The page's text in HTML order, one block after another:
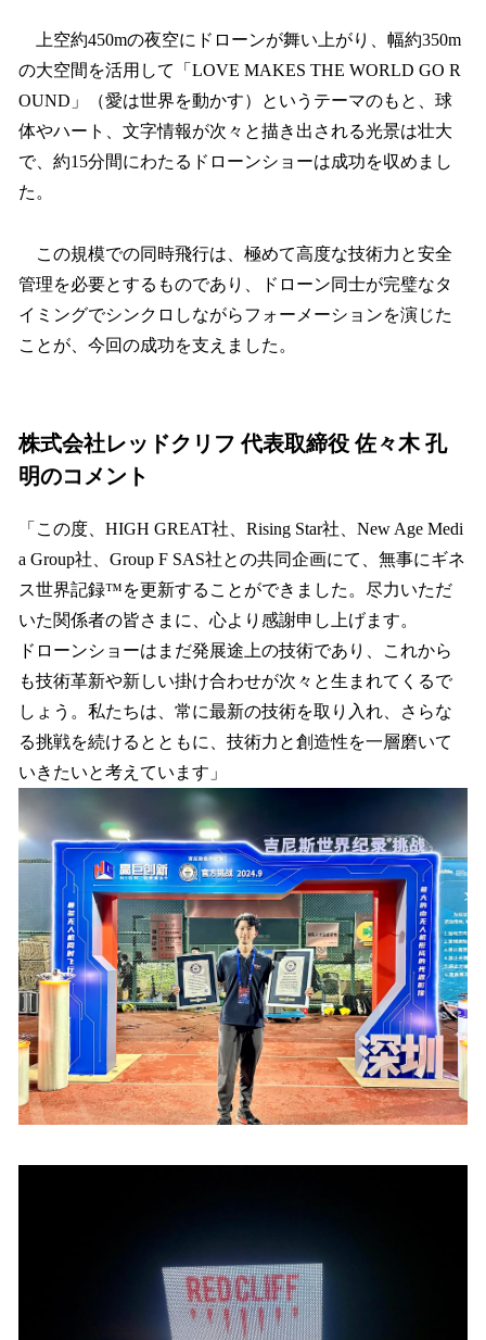
上空約450mの夜空にドローンが舞い上がり、幅約350m
の大空間を活用して「LOVE MAKES THE WORLD GO R
OUND」（愛は世界を動かす）というテーマのもと、球
体やハート、文字情報が次々と描き出される光景は壮大
で、約15分間にわたるドローンショーは成功を収めまし
た。
この規模での同時飛行は、極めて高度な技術力と安全
管理を必要とするものであり、ドローン同士が完璧なタ
イミングでシンクロしながらフォーメーションを演じた
ことが、今回の成功を支えました。
株式会社レッドクリフ 代表取締役 佐々木 孔
明のコメント
「この度、HIGH GREAT社、Rising Star社、New Age Medi
a Group社、Group F SAS社との共同企画にて、無事にギネ
ス世界記録™を更新することができました。尽力いただ
いた関係者の皆さまに、心より感謝申し上げます。
ドローンショーはまだ発展途上の技術であり、これから
も技術革新や新しい掛け合わせが次々と生まれてくるで
しょう。私たちは、常に最新の技術を取り入れ、さらな
る挑戦を続けるとともに、技術力と創造性を一層磨いて
いきたいと考えています」